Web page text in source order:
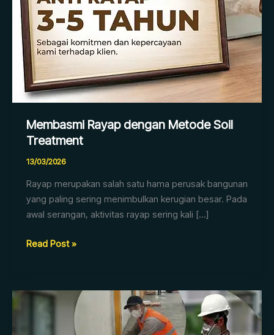
Membasmi Rayap dengan Metode Soil
Treatment
13/03/2026
Rayap merupakan salah satu hama perusak bangunan
yang paling sering menimbulkan kerugian besar. Pada
awal serangan, aktivitas rayap sering kali […]
Read Post »
Serangan
Rayap